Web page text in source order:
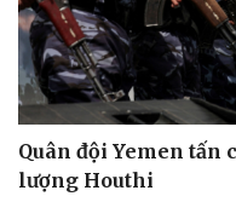
Quân đội Yemen tấn
lượng Houthi